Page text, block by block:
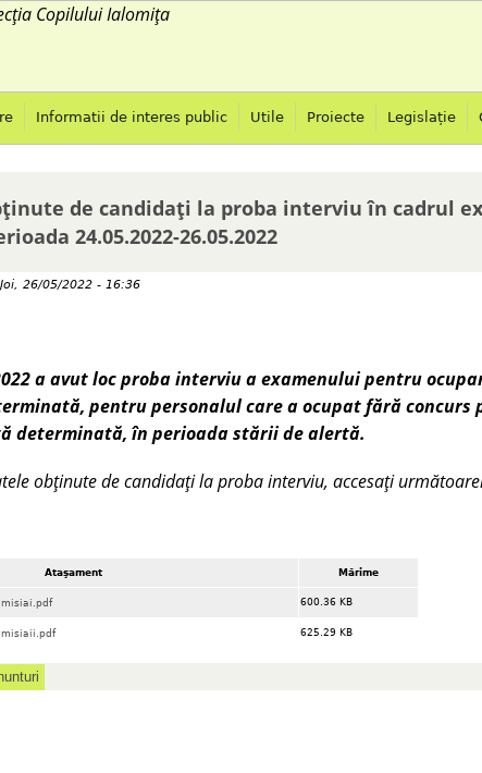
Jump to navigation
Copilului Ialomița
de candidați la proba interviu în cadrul
24.05.2022-26.05.2022
Joi, 26/05/2022 - 16:36
a avut loc proba interviu a examenului pentru
pentru personalul care a ocupat fără concurs
determinată, în perioada stării de alertă.
obținute de candidați la proba interviu, accesați
Ataşament Mărime
600.36 KB
625.29 KB
Informatii de interes public Utile Proiecte Legislație